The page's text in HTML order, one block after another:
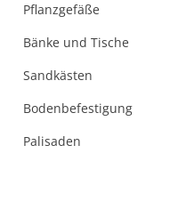
Pflanzgefäße
Bänke und Tische
Sandkästen
Bodenbefestigung
Palisaden